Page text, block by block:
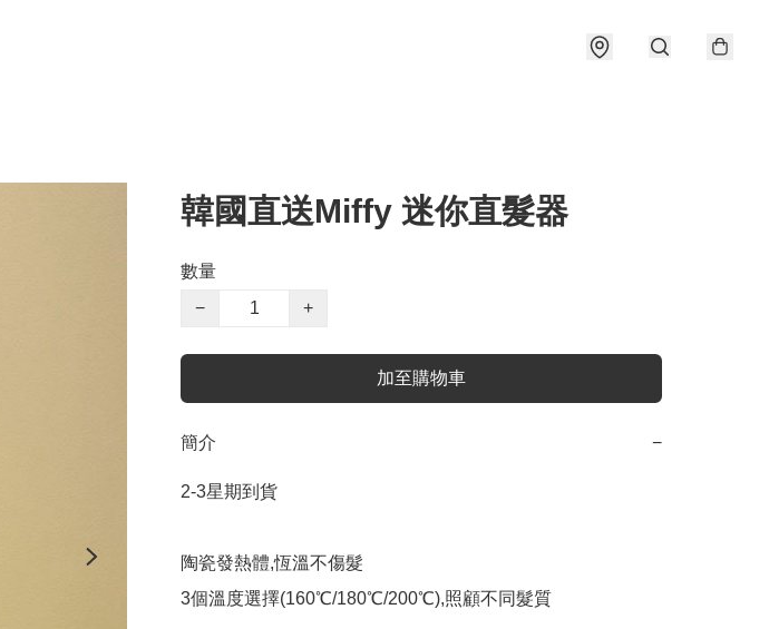
韓國直送Miffy 迷你直髮器
數量
−
+
加至購物車
簡介 −
2-3星期到貨
陶瓷發熱體,恆溫不傷髮
3個溫度選擇(160℃/180℃/200℃),照顧不同髮質